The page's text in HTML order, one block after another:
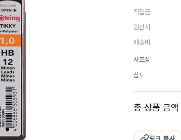
적립금
원산지
배송비
샤프심
심도
총 상품 금액
링크 복사